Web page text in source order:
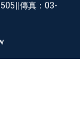
傳真：03-